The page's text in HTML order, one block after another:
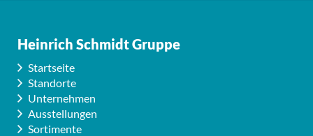
Heinrich Schmidt Gruppe
Startseite
Standorte
Unternehmen
Ausstellungen
Sortimente